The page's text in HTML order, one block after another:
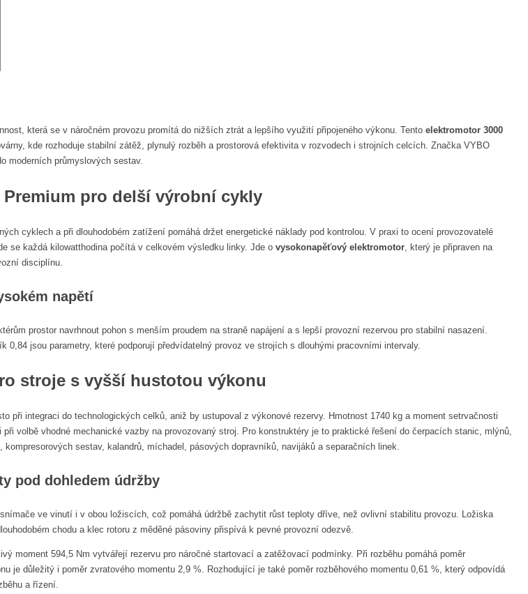
která se v náročném provozu promítá do nižších ztrát a lepšího využití připojeného výkonu. Tento elektromotor 3000
kde rozhoduje stabilní zátěž, plynulý rozběh a prostorová efektivita v rozvodech i strojních celcích. Značka VYBO
moderních průmyslových sestav.
pro delší výrobní cykly
cyklech a při dlouhodobém zatížení pomáhá držet energetické náklady pod kontrolou. V praxi to ocení provozovatelé
se každá kilowatthodina počítá v celkovém výsledku linky. Jde o vysokonapěťový elektromotor , který je připraven na
disciplínu.
napětí
prostor navrhnout pohon s menším proudem na straně napájení a s lepší provozní rezervou pro stabilní nasazení.
0,84 jsou parametry, které podporují předvídatelný provoz ve strojích s dlouhými pracovními intervaly.
stroje s vyšší hustotou výkonu
při integraci do technologických celků, aniž by ustupoval z výkonové rezervy. Hmotnost 1740 kg a moment setrvačnosti
při volbě vhodné mechanické vazby na provozovaný stroj. Pro konstruktéry je to praktické řešení do čerpacích stanic, mlýnů,
sestav, kalandrů, míchadel, pásových dopravníků, navijáků a separačních linek.
pod dohledem údržby
ve vinutí i v obou ložiscích, což pomáhá údržbě zachytit růst teploty dříve, než ovlivní stabilitu provozu. Ložiska
chodu a klec rotoru z měděné pásoviny přispívá k pevné provozní odezvě.
moment 594,5 Nm vytvářejí rezervu pro náročné startovací a zatěžovací podmínky. Při rozběhu pomáhá poměr
je důležitý i poměr zvratového momentu 2,9 %. Rozhodující je také poměr rozběhového momentu 0,61 %, který odpovídá
a řízení.